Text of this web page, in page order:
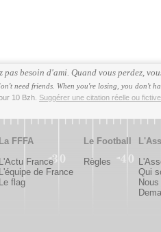
pas besoin d'ami. Quand vous perdez,
need friends. When you're losing, you don't
10 Bzh. Suggérer une citation réelle ou
La FFFA
L'Actu France
L'équipe de France
Le flag
Le Football
Règles
Qui